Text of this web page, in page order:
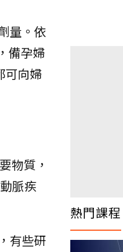
量。依
備孕婦
可向婦
物質，
脈疾
有些研
熱門課程